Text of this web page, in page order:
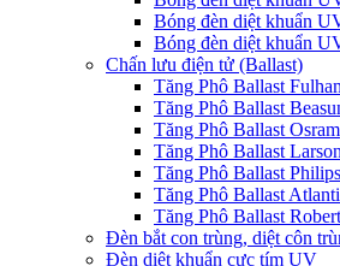
Bóng đèn diệt khuẩn
Bóng đèn diệt khuẩn
Chấn lưu điện tử (Ballast)
Tăng Phô Ballast
Tăng Phô Ballast
Tăng Phô Ballast Osram
Tăng Phô Ballast
Tăng Phô Ballast
Tăng Phô Ballast
Tăng Phô Ballast
Đèn bắt con trùng, diệt côn
Đèn diệt khuẩn cực tím UV